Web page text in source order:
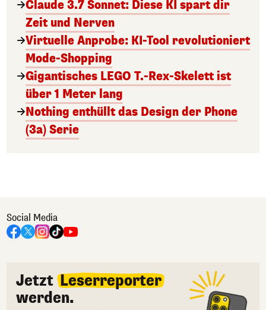
Claude 3.7 Sonnet: Diese KI spart dir
Zeit und Nerven
Virtuelle Anprobe: KI-Tool revolutioniert
Mode-Shopping
Gigantisches LEGO T.-Rex-Skelett ist
über 1 Meter lang
Nothing enthüllt das Design der Phone
(3a) Serie
Social Media
Jetzt Leserreporter
werden.